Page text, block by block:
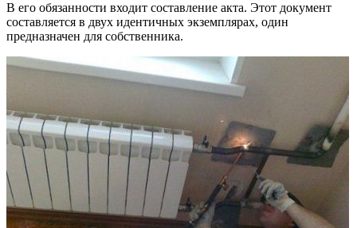
В его обязанности входит составление акта. Этот документ
составляется в двух идентичных экземплярах, один
предназначен для собственника.